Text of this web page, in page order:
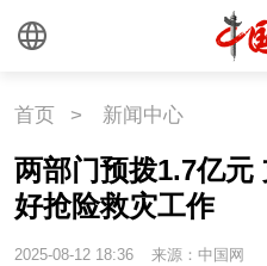
中国
文化
文化
首页 > 新闻中心
两部门预拨1.7亿元
好抢险救灾工作
2025-08-12 18:36 来源：中国网